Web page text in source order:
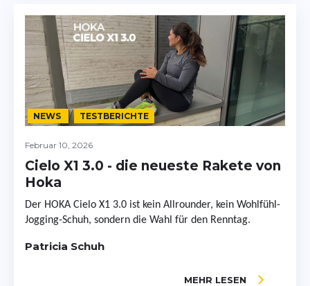
NEWS TESTBERICHTE
Februar 10, 2026
Cielo X1 3.0 - die neueste Rakete von
Hoka
Der HOKA Cielo X1 3.0 ist kein Allrounder, kein Wohlfühl-
Jogging-Schuh, sondern die Wahl für den Renntag.
Patricia Schuh
MEHR LESEN